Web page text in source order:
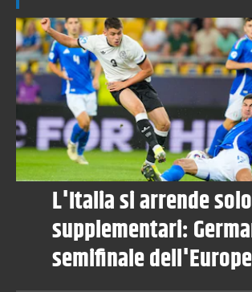
L'Italia si arrende
supplementari:
semifinale